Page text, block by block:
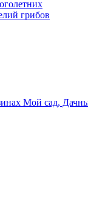
грибов
Мой сад,